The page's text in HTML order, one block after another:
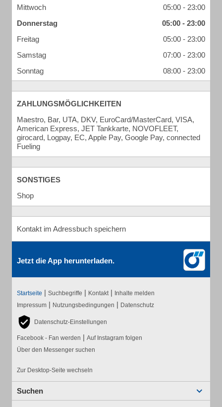
Mittwoch
05:00 - 23:00
Donnerstag
05:00 - 23:00
Freitag
05:00 - 23:00
Samstag
07:00 - 23:00
Sonntag
08:00 - 23:00
ZAHLUNGSMÖGLICHKEITEN
Maestro, Bar, UTA, DKV, EuroCard/MasterCard, VISA,
American Express, JET Tankkarte, NOVOFLEET,
girocard, Logpay, EC, Apple Pay, Google Pay, connected
Fueling
SONSTIGES
Shop
Kontakt im Adressbuch speichern
Jetzt die App herunterladen.
Startseite | Suchbegriffe | Kontakt | Inhalte melden
Impressum | Nutzungsbedingungen | Datenschutz
Datenschutz-Einstellungen
Facebook - Fan werden | Auf Instagram folgen
Über den Messenger suchen
Zur Desktop-Seite wechseln
Suchen